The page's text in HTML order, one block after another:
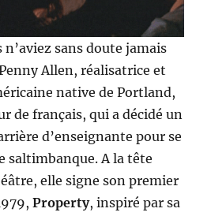
n’aviez sans doute jamais
Allen, réalisatrice et
native de Portland,
de français, qui a décidé un
d’enseignante pour se
saltimbanque. A la tête
elle signe son premier
Property, inspiré par sa